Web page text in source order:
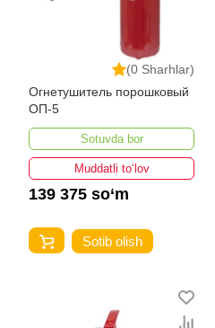
(0 Sharhlar)
Огнетушитель порошковый
ОП-5
Sotuvda bor
Muddatli to‘lov
139 375 so‘m
Sotib olish